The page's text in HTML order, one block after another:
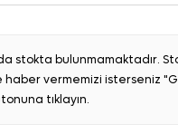
stokta bulunmamaktadır.
haber vermemizi isterseniz
tıklayın.